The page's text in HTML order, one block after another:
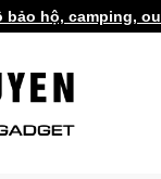
bảo hộ, camping,